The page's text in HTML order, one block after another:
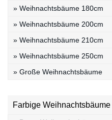
» Weihnachtsbäume 180cm
» Weihnachtsbäume 200cm
» Weihnachtsbäume 210cm
» Weihnachtsbäume 250cm
» Große Weihnachtsbäume
Farbige Weihnachtsbäume